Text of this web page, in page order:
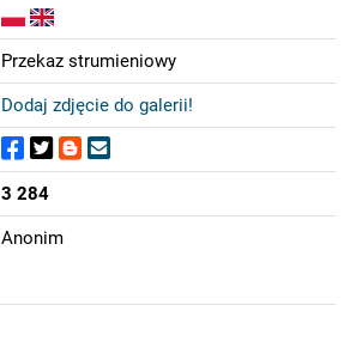
Przekaz strumieniowy
Dodaj zdjęcie do galerii!
3 284
Anonim